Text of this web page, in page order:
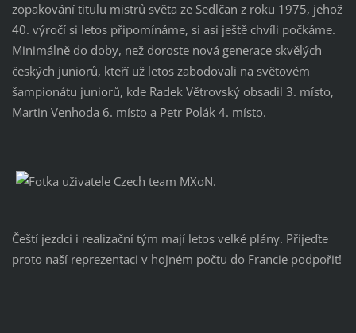
zopakování titulu mistrů světa ze Sedlčan z roku 1975, jehož
40. výročí si letos připomínáme, si asi ještě chvíli počkáme.
Minimálně do doby, než doroste nová generace skvělých
českých juniorů, kteří už letos zabodovali na světovém
šampionátu juniorů, kde Radek Větrovský obsadil 3. místo,
Martin Venhoda 6. místo a Petr Polák 4. místo.
Čeští jezdci i realizační tým mají letos velké plány. Přijeďte
proto naší reprezentaci v hojném počtu do Francie podpořit!